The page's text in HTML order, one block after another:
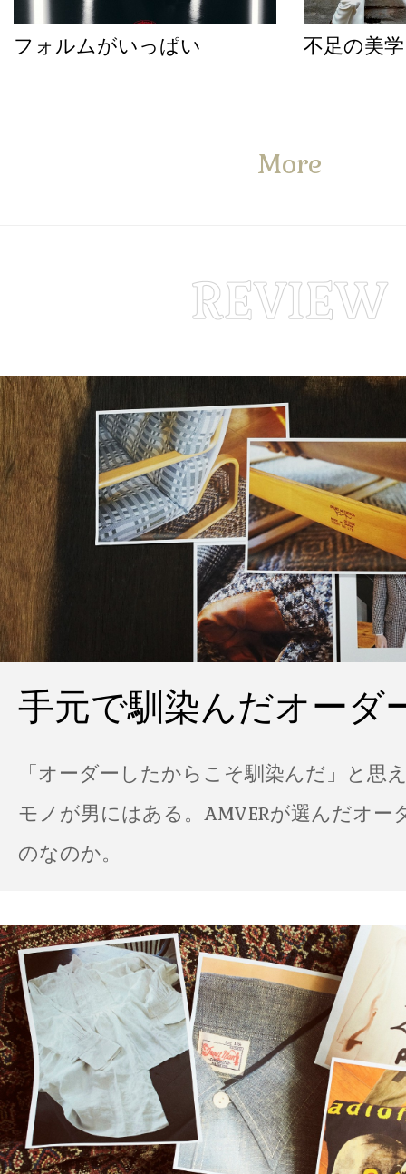
フォルムがいっぱい 不足の美学
More
手元で馴染んだオーダ
「オーダーしたからこそ馴染んだ」と思
モノが男にはある。AMVERが選んだオー
のなのか。